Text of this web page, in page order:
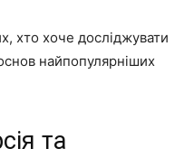
хто хоче досліджувати
найпопулярніших
та